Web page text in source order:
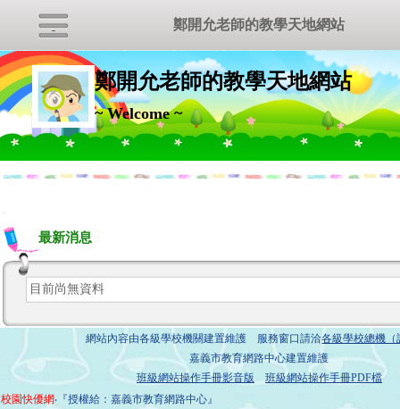
鄭開允老師的教學天地網站
~ Welcome ~
:::
最新消息
目前尚無資料
網站內容由各級學校機關建置維護 服務窗口請洽各級學校總機（
嘉義市教育網路中心建置維護
班級網站操作手冊影音版
班級網站操作手冊PDF檔
校園快優網‧『授權給：嘉義市教育網路中心』
鄭開允老師的教學天地網站